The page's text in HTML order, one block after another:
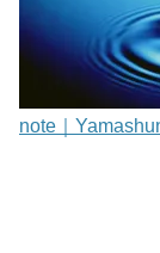
note｜